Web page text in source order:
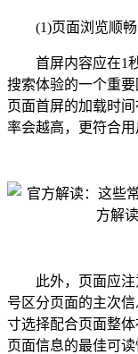
(1)页面浏览顺畅
首屏内容应在1秒
搜索体验的一个重要
页面首屏的加载时
率会越高，更符合用
此外，页面应注
号区分页面的主次
寸选择配合页面整
页面信息的最佳可读